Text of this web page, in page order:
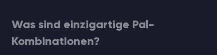
Was sind einzigartige Pal-
Kombinationen?